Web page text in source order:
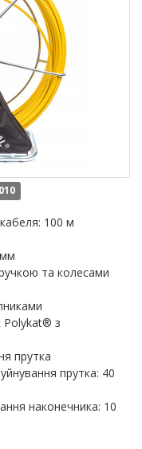
100 м
та колесами
Polykat® з
прутка
прутка: 40
наконечника: 10